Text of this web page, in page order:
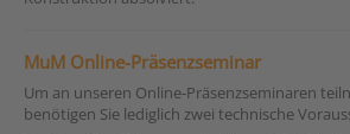
MuM Online-Präsenzseminar
Um an unseren Online-Präsenzseminaren
benötigen Sie lediglich zwei technische